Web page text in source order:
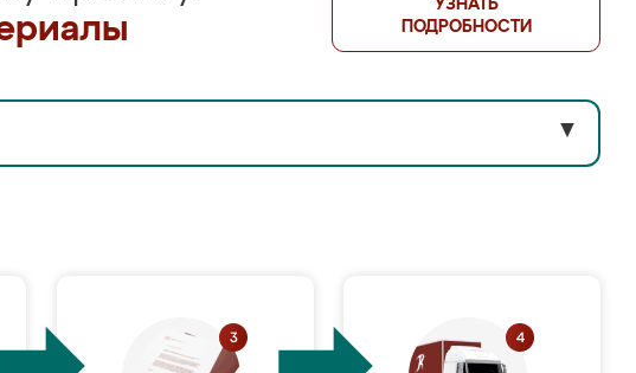
УЗНАТЬ
ПОДРОБНОСТИ
▼